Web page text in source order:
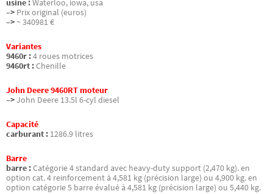
usine :Waterloo, iowa, usa
–> Prix original (euros)
–> ~ 340981 €
Variantes
9460r :4 roues motrices
9460rt :Chenille
John Deere 9460RT moteur
–>John Deere 13.5l 6-cyl diesel
Capacité
carburant : 1286.9 litres
Barre
barre :Catégorie 4 standard avec heavy-duty support (2,470 kg). en
option cat. 4 reinforcement à 4,581 kg (précision large) ou 4,900 kg. en
option catégorie 5 barre évalué à 4,581 kg (précision large) ou 5,440 kg.